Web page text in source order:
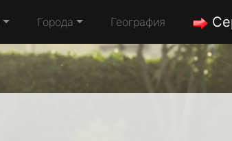
Города География